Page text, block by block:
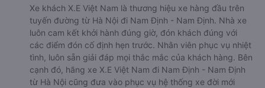
Xe khách X.E Việt Nam là thương hiệu xe hàng đầu trên
tuyến đường từ Hà Nội đi Nam Định - Nam Định. Nhà xe
luôn cam kết khởi hành đúng giờ, đón khách đúng với
các điểm đón cố định hẹn trước. Nhân viên phục vụ nhiệt
tình, luôn sẵn giải đáp mọi thắc mắc của khách hàng. Bên
cạnh đó, hãng xe X.E Việt Nam đi Nam Định - Nam Định
từ Hà Nội cũng đưa vào phục vụ hệ thống xe đời mới